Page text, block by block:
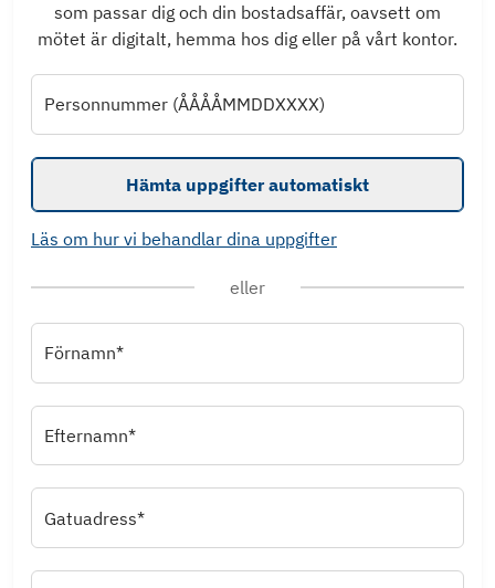
som passar dig och din bostadsaffär, oavsett om
mötet är digitalt, hemma hos dig eller på vårt kontor.
Personnummer (ÅÅÅÅMMDDXXXX)
Hämta uppgifter automatiskt
Läs om hur vi behandlar dina uppgifter
eller
Förnamn*
Efternamn*
Gatuadress*